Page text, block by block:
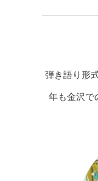
弾き語り形
年も金沢